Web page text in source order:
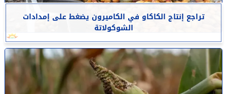
تراجع إنتاج الكاكاو في الكاميرون يضغط على إمدادات
الشوكولاتة